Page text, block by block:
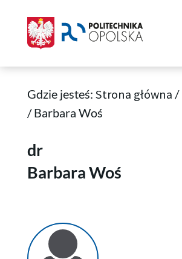
Gdzie jesteś: Strona główna /
/Barbara Woś
dr
Barbara Woś